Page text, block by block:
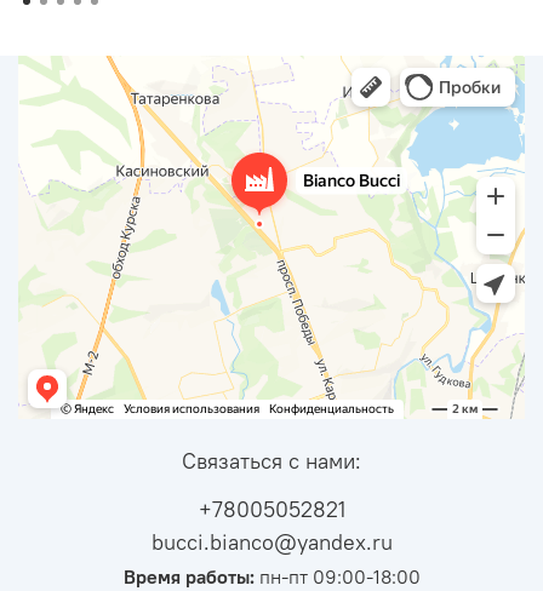
Связаться с нами:
+78005052821
bucci.bianco@yandex.ru
Время работы:пн-пт 09:00-18:00